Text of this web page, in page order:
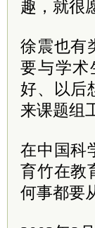
趣，就很
徐震也有
要与学术
好、以后
来课题组
在中国科
育竹在教
何事都要